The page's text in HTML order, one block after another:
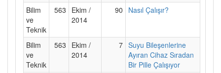
Bilim
ve
Teknik
563
Ekim /
2014
90 Nasıl Çalışır?
Bilim
ve
Teknik
563
Ekim /
2014
7 Suyu Bileşenlerine
Ayıran Cihaz Sıradan
Bir Pille Çalışıyor